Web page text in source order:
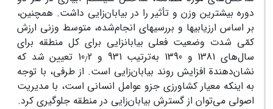
دوره بیشترین وزن و تأثیر را در بیابان‌زایی داشت. همچنین،
بر اساس ارزیابی‎ها و بررسی‎های انجام‌شده، متوسط وزنی ارزش
کمّی شدت وضعیت فعلی بیابان‎زایی برای کل منطقه برای
سال‌های 1381 و 1390 به‌ترتیب 931 و 10
/
2 تعیین شد که
نشان‌دهندة افزایش روند بیابان‌زایی است. از طرفی، با توجه
به اینکه معیار کشاورزی جزو عوامل انسانی است، ‌با مدیریت
اصولی می‌توان از گسترش بیابان‌زایی در منطقه جلوگیری کرد.